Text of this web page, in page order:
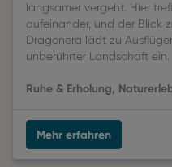
langsamer vergeht. Hier
aufeinander, und der Blick
Dragonera lädt zu
unberührter Landschaft ein.
Ruhe & Erholung,
Mehr erfahren